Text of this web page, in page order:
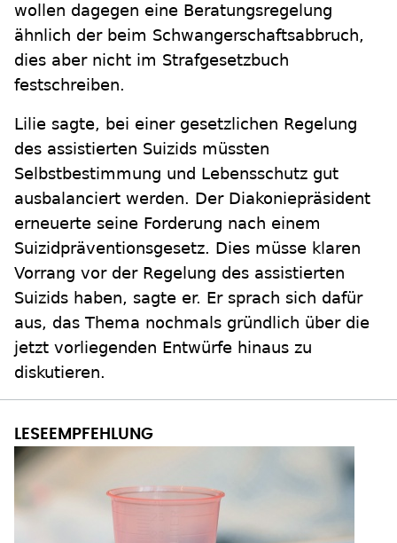
wollen dagegen eine Beratungsregelung
ähnlich der beim Schwangerschaftsabbruch,
dies aber nicht im Strafgesetzbuch
festschreiben.
Lilie sagte, bei einer gesetzlichen Regelung
des assistierten Suizids müssten
Selbstbestimmung und Lebensschutz gut
ausbalanciert werden. Der Diakoniepräsident
erneuerte seine Forderung nach einem
Suizidpräventionsgesetz. Dies müsse klaren
Vorrang vor der Regelung des assistierten
Suizids haben, sagte er. Er sprach sich dafür
aus, das Thema nochmals gründlich über die
jetzt vorliegenden Entwürfe hinaus zu
diskutieren.